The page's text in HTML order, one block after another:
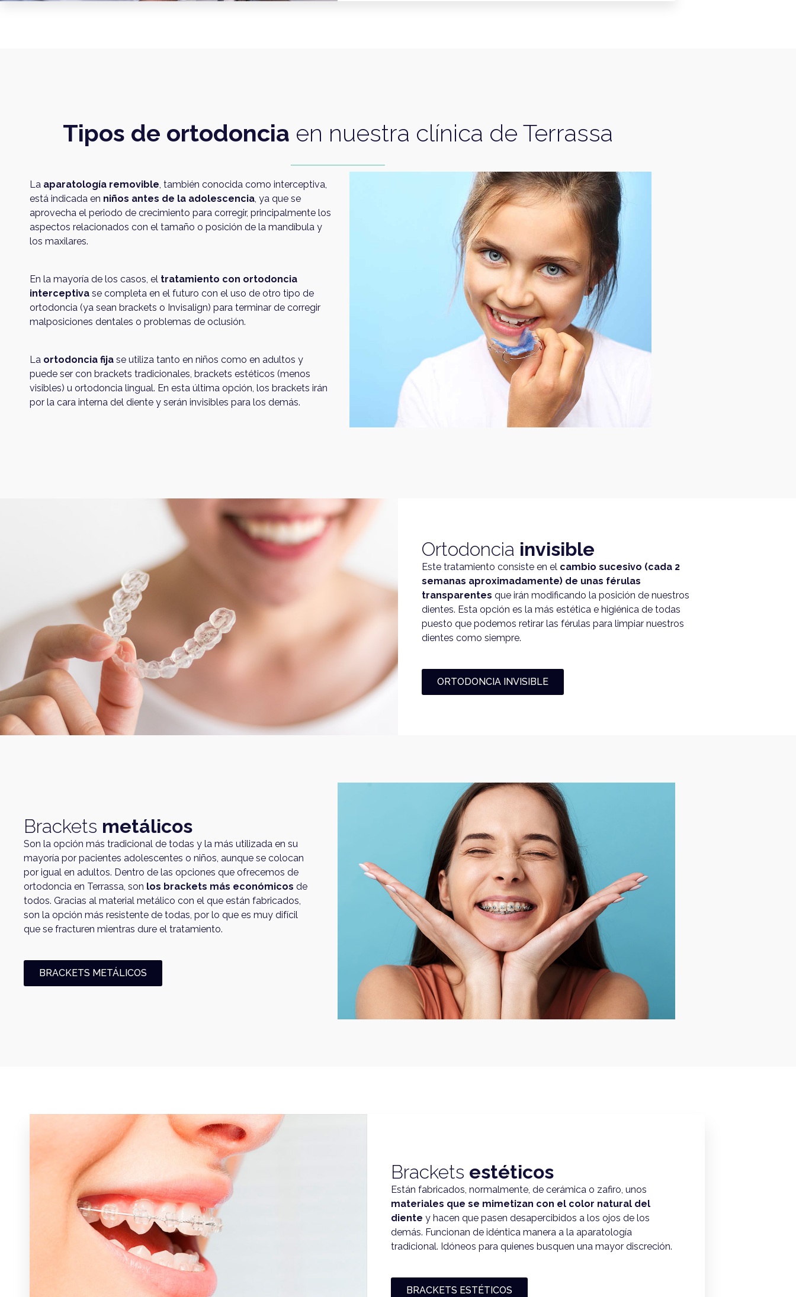
Tipos de ortodoncia en nuestra clínica de Terrassa
La aparatología removible, también conocida como interceptiva,
está indicada en niños antes de la adolescencia, ya que se
aprovecha el periodo de crecimiento para corregir, principalmente los
aspectos relacionados con el tamaño o posición de la mandíbula y
los maxilares.
En la mayoría de los casos, el tratamiento con ortodoncia
interceptiva se completa en el futuro con el uso de otro tipo de
ortodoncia (ya sean brackets o Invisalign) para terminar de corregir
malposiciones dentales o problemas de oclusión.
La ortodoncia fija se utiliza tanto en niños como en adultos y
puede ser con brackets tradicionales, brackets estéticos (menos
visibles) u ortodoncia lingual. En esta última opción, los brackets irán
por la cara interna del diente y serán invisibles para los demás.
Ortodoncia invisible
Este tratamiento consiste en el cambio sucesivo (cada 2
semanas aproximadamente) de unas férulas
transparentes que irán modificando la posición de nuestros
dientes. Esta opción es la más estética e higiénica de todas
puesto que podemos retirar las férulas para limpiar nuestros
dientes como siempre.
ORTODONCIA INVISIBLE
Brackets metálicos
Son la opción más tradicional de todas y la más utilizada en su
mayoría por pacientes adolescentes o niños, aunque se colocan
por igual en adultos. Dentro de las opciones que ofrecemos de
ortodoncia en Terrassa, son los brackets más económicos de
todos. Gracias al material metálico con el que están fabricados,
son la opción más resistente de todas, por lo que es muy difícil
que se fracturen mientras dure el tratamiento.
BRACKETS METÁLICOS
Brackets estéticos
Están fabricados, normalmente, de cerámica o zafiro, unos
materiales que se mimetizan con el color natural del
diente y hacen que pasen desapercibidos a los ojos de los
demás. Funcionan de idéntica manera a la aparatología
tradicional. Idóneos para quienes busquen una mayor discreción.
BRACKETS ESTÉTICOS